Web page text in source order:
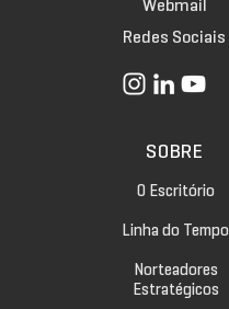
Webmail
Redes Sociais
SOBRE
O Escritório
Linha do Tempo
Norteadores
Estratégicos